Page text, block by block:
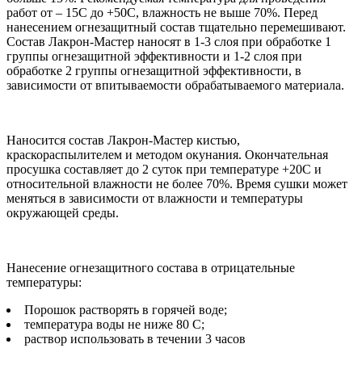
работ от – 15С до +50С, влажность не выше 70%. Перед
нанесением огнезащитный состав тщательно перемешивают.
Состав Лакрон-Мастер наносят в 1-3 слоя при обработке 1
группы огнезащитной эффективности и 1-2 слоя при
обработке 2 группы огнезащитной эффективности, в
зависимости от впитываемости обрабатываемого материала.
Наносится состав Лакрон-Мастер кистью,
краскораспылителем и методом окунания. Окончательная
просушка составляет до 2 суток при температуре +20С и
относительной влажности не более 70%. Время сушки может
меняться в зависимости от влажности и температуры
окружающей среды.
Нанесение огнезащитного состава в отрицательные
температуры:
Порошок растворять в горячей воде;
температура воды не ниже 80 C;
раствор использовать в течении 3 часов